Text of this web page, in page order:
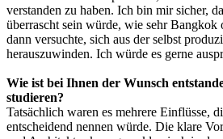
verstanden zu haben. Ich bin mir sicher,
überrascht sein würde, wie sehr Bangkok
dann versuchte, sich aus der selbst
herauszuwinden. Ich würde es gerne
Wie ist bei Ihnen der Wunsch
studieren?
Tatsächlich waren es mehrere Einflüsse,
entscheidend nennen würde. Die klare